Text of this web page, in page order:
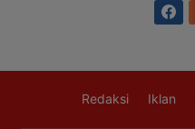
Redaksi Iklan